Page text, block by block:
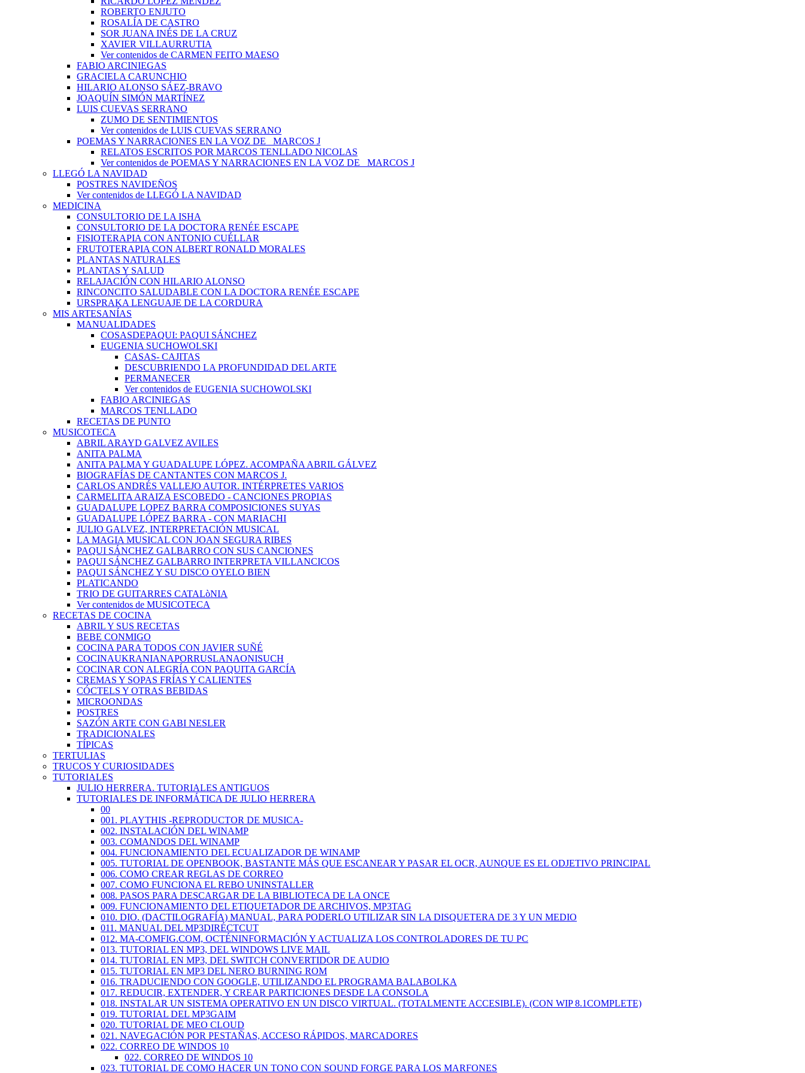
ROBERTO ENJUTO
ROSALÍA DE CASTRO
SOR JUANA INÉS DE LA CRUZ
XAVIER VILLAURRUTIA
Ver contenidos de CARMEN FEITO MAESO
FABIO ARCINIEGAS
GRACIELA CARUNCHIO
HILARIO ALONSO SÁEZ-BRAVO
JOAQUÍN SIMÓN MARTÍNEZ
LUIS CUEVAS SERRANO
ZUMO DE SENTIMIENTOS
Ver contenidos de LUIS CUEVAS SERRANO
POEMAS Y NARRACIONES EN LA VOZ DE _MARCOS J
RELATOS ESCRITOS POR MARCOS TENLLADO NICOLAS
Ver contenidos de POEMAS Y NARRACIONES EN LA VOZ DE _MARCOS J
LLEGÓ LA NAVIDAD
POSTRES NAVIDEÑOS
Ver contenidos de LLEGÓ LA NAVIDAD
MEDICINA
CONSULTORIO DE LA ISHA
CONSULTORIO DE LA DOCTORA RENÉE ESCAPE
FISIOTERAPIA CON ANTONIO CUÉLLAR
FRUTOTERAPIA CON ALBERT RONALD MORALES
PLANTAS NATURALES
PLANTAS Y SALUD
RELAJACIÓN CON HILARIO ALONSO
RINCONCITO SALUDABLE CON LA DOCTORA RENÉE ESCAPE
URSPRAKA LENGUAJE DE LA CORDURA
MIS ARTESANÍAS
MANUALIDADES
COSASDEPAQUI: PAQUI SÁNCHEZ
EUGENIA SUCHOWOLSKI
CASAS- CAJITAS
DESCUBRIENDO LA PROFUNDIDAD DEL ARTE
PERMANECER
Ver contenidos de EUGENIA SUCHOWOLSKI
FABIO ARCINIEGAS
MARCOS TENLLADO
RECETAS DE PUNTO
MUSICOTECA
ABRIL ARAYD GALVEZ AVILES
ANITA PALMA
ANITA PALMA Y GUADALUPE LÓPEZ. ACOMPAÑA ABRIL GÁLVEZ
BIOGRAFÍAS DE CANTANTES CON MARCOS J.
CARLOS ANDRÉS VALLEJO AUTOR. INTÉRPRETES VARIOS
CARMELITA ARAIZA ESCOBEDO - CANCIONES PROPIAS
GUADALUPE LOPEZ BARRA COMPOSICIONES SUYAS
GUADALUPE LÓPEZ BARRA - CON MARIACHI
JULIO GALVEZ, INTERPRETACIÓN MUSICAL
LA MAGIA MUSICAL CON JOAN SEGURA RIBES
PAQUI SÁNCHEZ GALBARRO CON SUS CANCIONES
PAQUI SÁNCHEZ GALBARRO INTERPRETA VILLANCICOS
PAQUI SÁNCHEZ Y SU DISCO OYELO BIEN
PLATICANDO
TRIO DE GUITARRES CATALòNIA
Ver contenidos de MUSICOTECA
RECETAS DE COCINA
ABRIL Y SUS RECETAS
BEBE CONMIGO
COCINA PARA TODOS CON JAVIER SUÑÉ
COCINAUKRANIANAPORRUSLANAONISUCH
COCINAR CON ALEGRÍA CON PAQUITA GARCÍA
CREMAS Y SOPAS FRÍAS Y CALIENTES
CÓCTELS Y OTRAS BEBIDAS
MICROONDAS
POSTRES
SAZÓN ARTE CON GABI NESLER
TRADICIONALES
TÍPICAS
TERTULIAS
TRUCOS Y CURIOSIDADES
TUTORIALES
JULIO HERRERA. TUTORIALES ANTIGUOS
TUTORIALES DE INFORMÁTICA DE JULIO HERRERA
00
001. PLAYTHIS -REPRODUCTOR DE MUSICA-
002. INSTALACIÓN DEL WINAMP
003. COMANDOS DEL WINAMP
004. FUNCIONAMIENTO DEL ECUALIZADOR DE WINAMP
005. TUTORIAL DE OPENBOOK, BASTANTE MÁS QUE ESCANEAR Y PASAR EL OCR, AUNQUE ES EL ODJETIVO PRINCIPAL
006. COMO CREAR REGLAS DE CORREO
007. COMO FUNCIONA EL REBO UNINSTALLER
008. PASOS PARA DESCARGAR DE LA BIBLIOTECA DE LA ONCE
009. FUNCIONAMIENTO DEL ETIQUETADOR DE ARCHIVOS, MP3TAG
010. DIO. (DACTILOGRAFÍA) MANUAL, PARA PODERLO UTILIZAR SIN LA DISQUETERA DE 3 Y UN MEDIO
011. MANUAL DEL MP3DIRÉCTCUT
012. MA-COMFIG.COM, OCTÉNINFORMACIÓN Y ACTUALIZA LOS CONTROLADORES DE TU PC
013. TUTORIAL EN MP3, DEL WINDOWS LIVE MAIL
014. TUTORIAL EN MP3, DEL SWITCH CONVERTIDOR DE AUDIO
015. TUTORIAL EN MP3 DEL NERO BURNING ROM
016. TRADUCIENDO CON GOOGLE, UTILIZANDO EL PROGRAMA BALABOLKA
017. REDUCIR, EXTENDER, Y CREAR PARTICIONES DESDE LA CONSOLA
018. INSTALAR UN SISTEMA OPERATIVO EN UN DISCO VIRTUAL. (TOTALMENTE ACCESIBLE). (CON WIP 8.1COMPLETE)
019. TUTORIAL DEL MP3GAIM
020. TUTORIAL DE MEO CLOUD
021. NAVEGACIÓN POR PESTAÑAS, ACCESO RÁPIDOS, MARCADORES
022. CORREO DE WINDOS 10
022. CORREO DE WINDOS 10
023. TUTORIAL DE COMO HACER UN TONO CON SOUND FORGE PARA LOS MARFONES